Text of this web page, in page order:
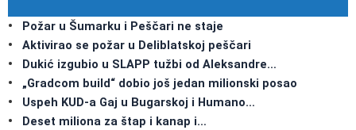
Požar u Šumarku i Peščari ne staje
Aktivirao se požar u Deliblatskoj peščari
Dukić izgubio u SLAPP tužbi od Aleksandre…
„Gradcom build“ dobio još jedan milionski posao
Uspeh KUD-a Gaj u Bugarskoj i Humano…
Deset miliona za štap i kanap i…